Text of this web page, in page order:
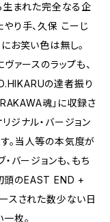
生まれた完全なる企
り手、久保 こーじ
お笑い色は無し。
ァースのラップも、
の達者振り
魂」に収録さ
ジナル・バージョン
。当人等の本気度が
バージョンも、もち
頭のEAST END +
スされた数少ない日
枚。